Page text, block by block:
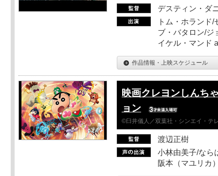
デスティン・ダ
トム・ホランド
ブ・バタロン/ジ
イケル・マンド
作品情報・上映スケジュール
映画クレヨンしんち
ョン
©臼井儀人／双葉社・シンエイ・テ
渡辺正樹
小林由美子/なら
阪本（マユリカ